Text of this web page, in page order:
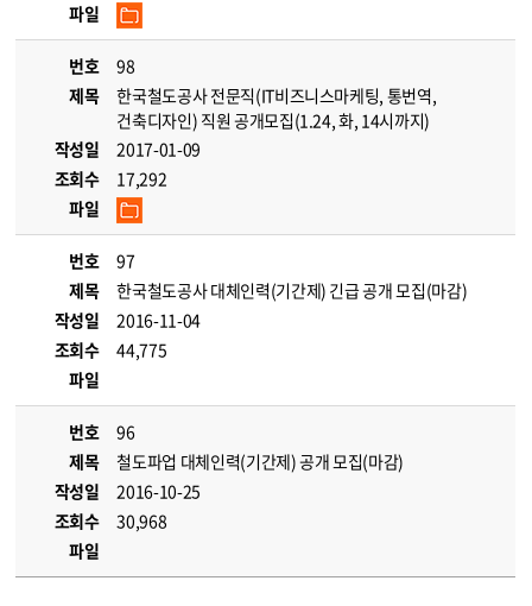
파일
번호
98
제목
한국철도공사 전문직(IT비즈니스마케팅, 통번역,
건축디자인) 직원 공개모집(1.24, 화, 14시까지)
작성일
2017-01-09
조회수
17,292
파일
번호
97
제목
한국철도공사 대체인력(기간제) 긴급 공개 모집(마감)
작성일
2016-11-04
조회수
44,775
파일
번호
96
제목
철도파업 대체인력(기간제) 공개 모집(마감)
작성일
2016-10-25
조회수
30,968
파일